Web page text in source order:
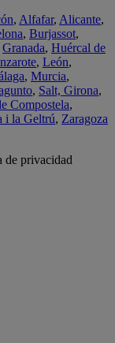
, Alfafar, Alicante,
, Burjassot,
Granada, Huércal de
, León,
, Murcia,
, Salt, Girona,
Compostela,
i la Geltrú, Zaragoza
de privacidad